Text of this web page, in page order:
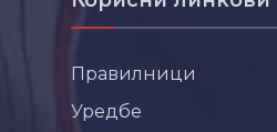
Правилници
Уредбе